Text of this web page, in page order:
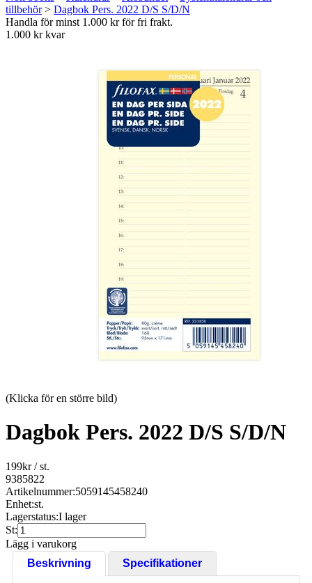
tillbehör> Dagbok Pers. 2022 D/S S/D/N
Handla för minst 1.000 kr för fri frakt.
1.000 kr kvar
(Klicka för en större bild)
Dagbok Pers. 2022 D/S S/D/N
199kr/ st.
9385822
Artikelnummer:5059145458240
Enhet:st.
Lagerstatus:I lager
St:
Lägg i varukorg
Beskrivning
Specifikationer